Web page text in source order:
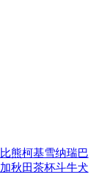
比熊柯基雪纳瑞巴
秋田茶杯斗牛犬